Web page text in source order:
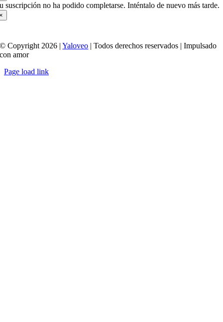
suscripción no ha podido completarse. Inténtalo de nuevo más tarde.
© Copyright 2026 |Yaloveo | Todos derechos reservados | Impulsado
con amor
Page load link